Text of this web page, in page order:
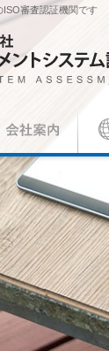
ISO審査認証機関です
ステム評価セ
内 認
ントシステム）